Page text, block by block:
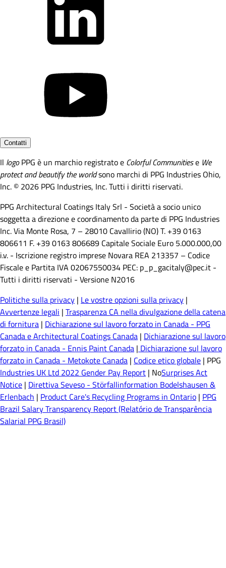
Contatti
Il logoPPG è un marchio registrato e Colorful Communitiese We
protect and beautify the worldsono marchi di PPG Industries Ohio,
Inc. © 2026 PPG Industries, Inc. Tutti i diritti riservati.
PPG Architectural Coatings Italy Srl - Società a socio unico
soggetta a direzione e coordinamento da parte di PPG Industries
Inc. Via Monte Rosa, 7 – 28010 Cavallirio (NO) T. +39 0163
806611 F. +39 0163 806689 Capitale Sociale Euro 5.000.000,00
i.v. - Iscrizione registro imprese Novara REA 213357 – Codice
Fiscale e Partita IVA 02067550034 PEC: p_p_gacitaly@pec.it -
Tutti i diritti riservati - Versione N2016
Politiche sulla privacy | Le vostre opzioni sulla privacy |
Avvertenze legali | Trasparenza CA nella divulgazione della catena
di fornitura | Dichiarazione sul lavoro forzato in Canada - PPG
Canada e Architectural Coatings Canada | Dichiarazione sul lavoro
forzato in Canada - Ennis Paint Canada | Dichiarazione sul lavoro
forzato in Canada - Metokote Canada | Codice etico globale | PPG
Industries UK Ltd 2022 Gender Pay Report | NoSurprises Act
Notice | Direttiva Seveso - Störfallinformation Bodelshausen &
Erlenbach | Product Care's Recycling Programs in Ontario | PPG
Brazil Salary Transparency Report (Relatório de Transparência
Salarial PPG Brasil)